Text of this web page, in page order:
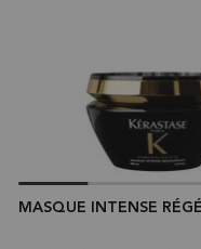
MASQUE INTENSE